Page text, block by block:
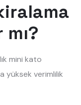
mini kato
yüksek verimlilik